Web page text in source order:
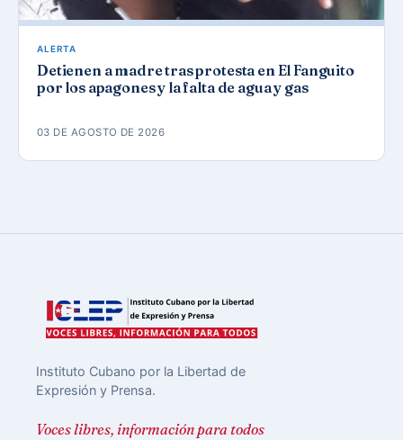
ALERTA
Detienen a madre tras protesta en El Fanguito
por los apagones y la falta de agua y gas
03 DE AGOSTO DE 2026
Instituto Cubano por la Libertad de
Expresión y Prensa.
Voces libres, información para todos